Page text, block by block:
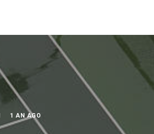
1 AN AGO